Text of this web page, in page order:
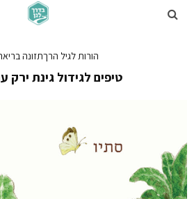
הורות לגיל הרךתזונה
טיפים לגידול גינת ירק